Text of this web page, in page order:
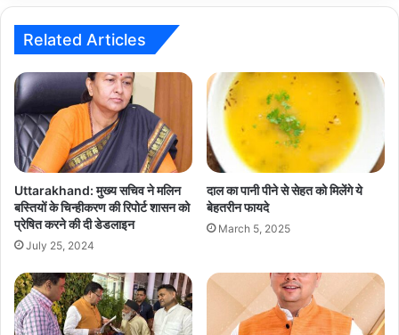
Related Articles
Uttarakhand: मुख्य सचिव ने मलिन
बस्तियों के चिन्हीकरण की रिपोर्ट शासन को
प्रेषित करने की दी डेडलाइन
July 25, 2024
दाल का पानी पीने से सेहत को मिलेंगे ये
बेहतरीन फायदे
March 5, 2025